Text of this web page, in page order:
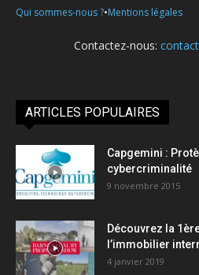
Qui sommes-nous ?•Mentions légales
Contactez-nous:
ARTICLES POPULAIRES
Capgemini :
cybercriminalité
9 novembre 2015
Découvrez la
l’immobilier
4 janvier 2019